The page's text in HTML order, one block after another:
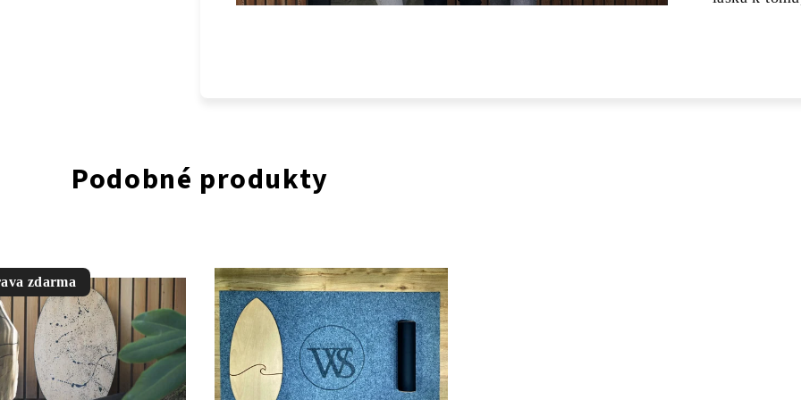
Podobné produkty
zdarma